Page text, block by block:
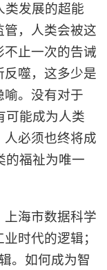
类发展的超能
管，人类会被这
止一次的告诫
反噬，这多少是
喻。没有对于
可能成为人类
必须也终将成
的福祉为唯一
上海市数据科学
时代的逻辑；
。如何成为智